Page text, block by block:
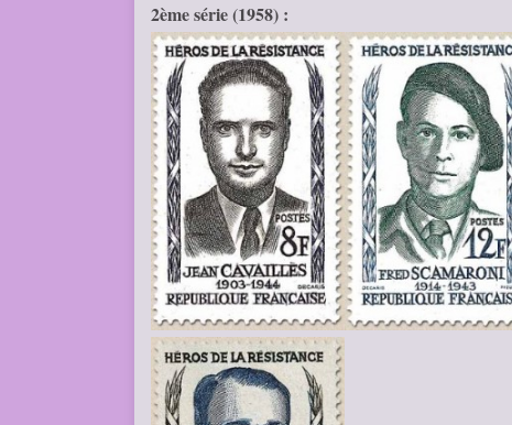
2ème série (1958) :